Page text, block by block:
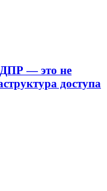
— это не
доступа